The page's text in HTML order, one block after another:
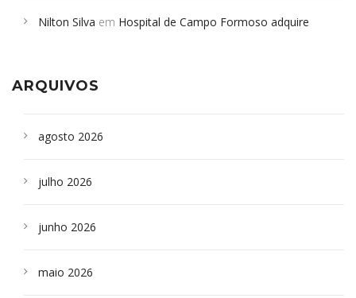
Campoformosenses que morreram em desabamentos são
Nilton Silva em Hospital de Campo Formoso adquire
ARQUIVOS
agosto 2026
julho 2026
junho 2026
maio 2026